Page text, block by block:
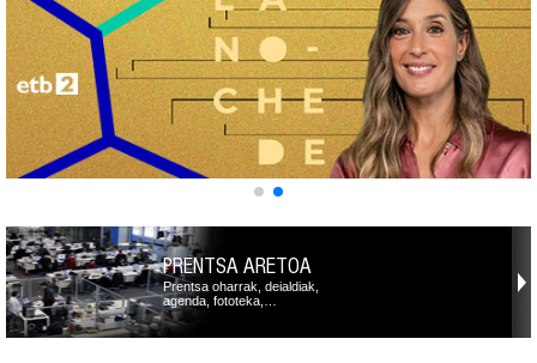
PRENTSA ARETOA
Prentsa oharrak, deialdiak,
agenda, fototeka,…